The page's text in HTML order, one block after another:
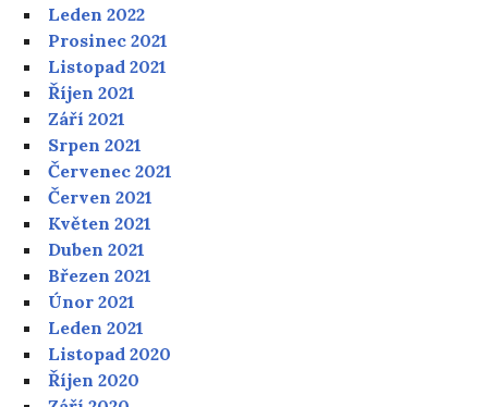
Leden 2022
Prosinec 2021
Listopad 2021
Říjen 2021
Září 2021
Srpen 2021
Červenec 2021
Červen 2021
Květen 2021
Duben 2021
Březen 2021
Únor 2021
Leden 2021
Listopad 2020
Říjen 2020